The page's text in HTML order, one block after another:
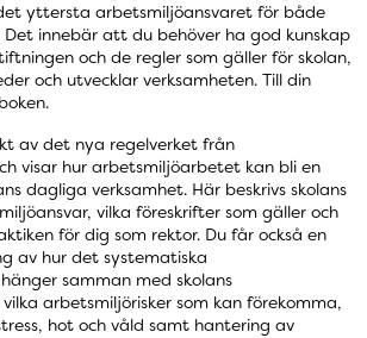
yttersta arbetsmiljöansvaret för både
Det innebär att du behöver ha god kunskap
och de regler som gäller för skolan,
och utvecklar verksamheten. Till din
av det nya regelverket från
visar hur arbetsmiljöarbetet kan bli en
dagliga verksamhet. Här beskrivs skolans
vilka föreskrifter som gäller och
för dig som rektor. Du får också en
av hur det systematiska
samman med skolans
arbetsmiljörisker som kan förekomma,
hot och våld samt hantering av